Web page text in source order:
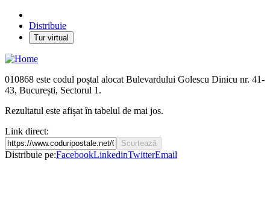
Distribuie
Tur virtual
010868 este codul poștal alocat Bulevardului Golescu Dinicu nr. 41-
43, București, Sectorul 1.
Rezultatul este afișat în tabelul de mai jos.
Link direct:
Scurtează
Distribuie pe:FacebookLinkedinTwitterEmail